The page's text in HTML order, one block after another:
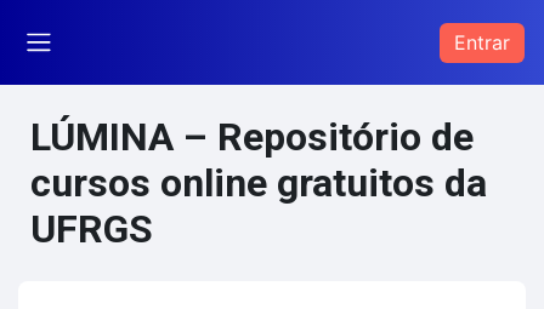
Entrar
LÚMINA – Repositório de
cursos online gratuitos da
UFRGS